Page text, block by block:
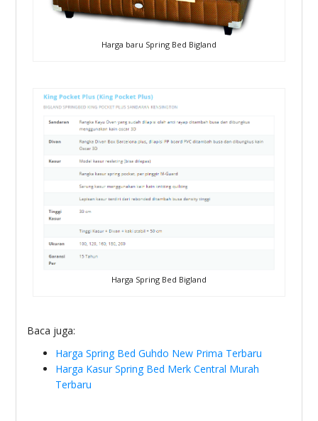
Harga baru Spring Bed Bigland
Harga Spring Bed Bigland
Baca juga:
Harga Spring Bed Guhdo New Prima Terbaru
Harga Kasur Spring Bed Merk Central Murah
Terbaru